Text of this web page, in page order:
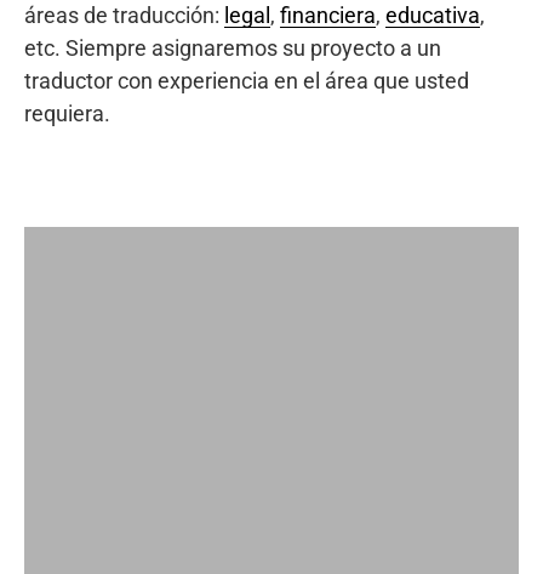
áreas de traducción: legal , financiera, educativa,
etc. Siempre asignaremos su proyecto a un
traductor con experiencia en el área que usted
requiera.